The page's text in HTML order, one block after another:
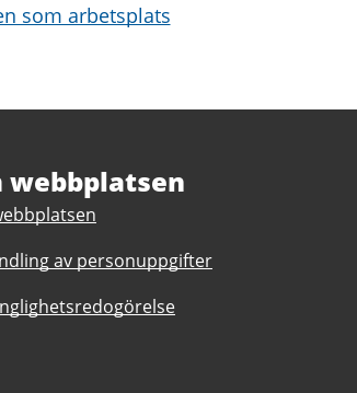
som arbetsplats
webbplatsen
av personuppgifter